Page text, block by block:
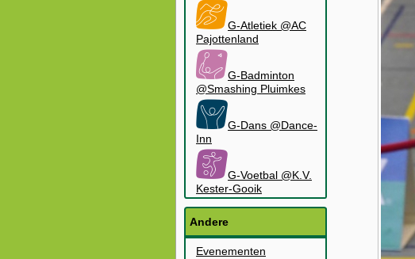
G-Atletiek @AC
Pajottenland
G-Badminton
@Smashing Pluimkes
G-Dans @Dance-
Inn
G-Voetbal @K.V.
Kester-Gooik
Andere
Evenementen